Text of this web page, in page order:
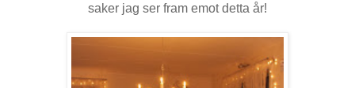
saker jag ser fram emot detta år!